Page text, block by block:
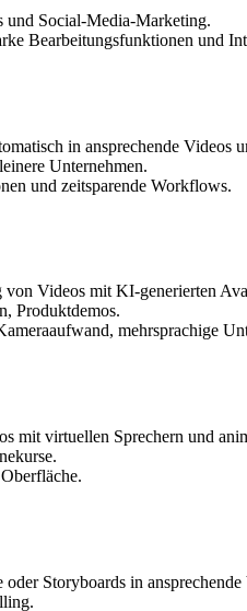
und Social-Media-Marketing.
Bearbeitungsfunktionen und
in ansprechende Videos
Unternehmen.
und zeitsparende Workflows.
Videos mit KI-generierten
Produktdemos.
mehrsprachige
mit virtuellen Sprechern und
Storyboards in